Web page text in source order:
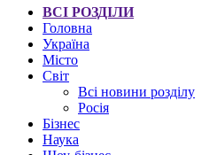
ВСІ РОЗДІЛИ
Головна
Україна
Місто
Світ
Всі новини розділу
Росія
Бізнес
Наука